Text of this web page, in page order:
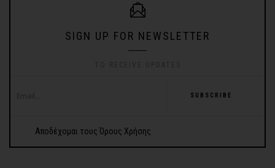
SIGN UP FOR NEWSLETTER
SUBSCRIBE
Αποδέχομαι τους Όρους Χρήσης